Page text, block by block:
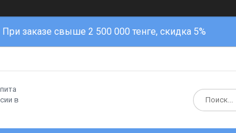
При заказе свыше 2 500 000 тенге, скидка 5%
в